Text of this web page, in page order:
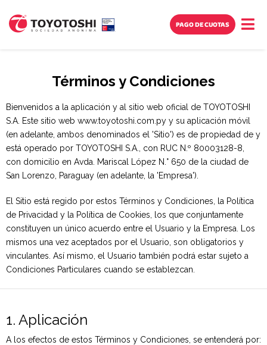
PAGO DE CUOTAS
Términos y Condiciones
Bienvenidos a la aplicación y al sitio web oficial de TOYOTOSHI
S.A. Este sitio web www.toyotoshi.com.py y su aplicación móvil
(en adelante, ambos denominados el 'Sitio') es de propiedad de y
está operado por TOYOTOSHI S.A., con RUC N.º 80003128-8,
con domicilio en Avda. Mariscal López N.° 650 de la ciudad de
San Lorenzo, Paraguay (en adelante, la 'Empresa').
El Sitio está regido por estos Términos y Condiciones, la Política
de Privacidad y la Política de Cookies, los que conjuntamente
constituyen un único acuerdo entre el Usuario y la Empresa. Los
mismos una vez aceptados por el Usuario, son obligatorios y
vinculantes. Así mismo, el Usuario también podrá estar sujeto a
Condiciones Particulares cuando se establezcan.
1. Aplicación
A los efectos de estos Términos y Condiciones, se entenderá por: